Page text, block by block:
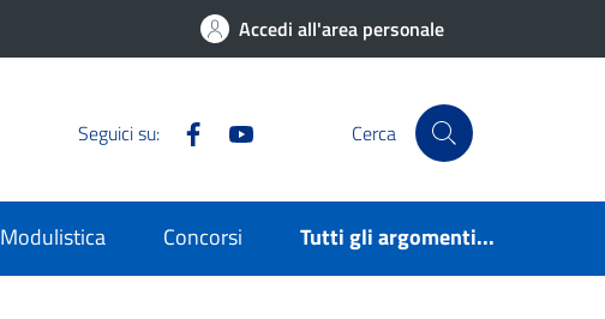
Accedi all'area personale
Seguici su: Facebook Cerca
Modulistica Concorsi Tutti gli argomenti...